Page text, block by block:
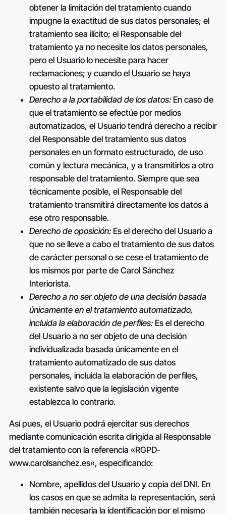
obtener la limitación del tratamiento cuando
impugne la exactitud de sus datos personales; el
tratamiento sea ilícito; el Responsable del
tratamiento ya no necesite los datos personales,
pero el Usuario lo necesite para hacer
reclamaciones; y cuando el Usuario se haya
opuesto al tratamiento.
Derecho a la portabilidad de los datos: En caso de
que el tratamiento se efectúe por medios
automatizados, el Usuario tendrá derecho a recibir
del Responsable del tratamiento sus datos
personales en un formato estructurado, de uso
común y lectura mecánica, y a transmitirlos a otro
responsable del tratamiento. Siempre que sea
técnicamente posible, el Responsable del
tratamiento transmitirá directamente los datos a
ese otro responsable.
Derecho de oposición: Es el derecho del Usuario a
que no se lleve a cabo el tratamiento de sus datos
de carácter personal o se cese el tratamiento de
los mismos por parte de Carol Sánchez
Interiorista.
Derecho a no ser objeto de una decisión basada
únicamente en el tratamiento automatizado,
incluida la elaboración de perfiles: Es el derecho
del Usuario a no ser objeto de una decisión
individualizada basada únicamente en el
tratamiento automatizado de sus datos
personales, incluida la elaboración de perfiles,
existente salvo que la legislación vigente
establezca lo contrario.
Así pues, el Usuario podrá ejercitar sus derechos
mediante comunicación escrita dirigida al Responsable
del tratamiento con la referencia «RGPD-
www.carolsanchez.es«, especificando:
Nombre, apellidos del Usuario y copia del DNI. En
los casos en que se admita la representación, será
también necesaria la identificación por el mismo